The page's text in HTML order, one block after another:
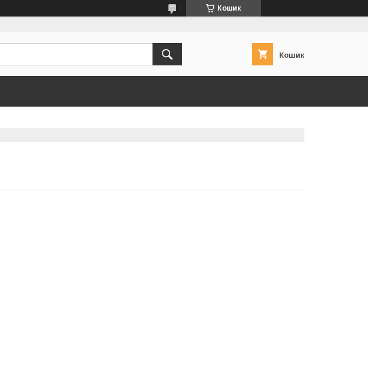
Кошик
Кошик